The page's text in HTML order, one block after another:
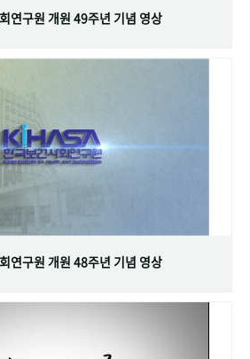
연구원 개원 49주년 기념 영상
연구원 개원 48주년 기념 영상